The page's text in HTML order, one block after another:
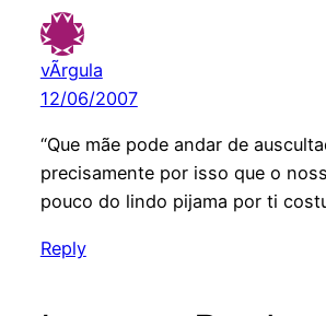
vÃ­rgula
12/06/2007
“Que mãe pode andar de
precisamente por isso que o
pouco do lindo pijama por ti
Reply